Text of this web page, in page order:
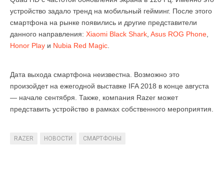
устройство задало тренд на мобильный гейминг. После этого
смартфона на рынке появились и другие представители
данного направления: Xiaomi Black Shark Asus ROG Phone
Honor Play и Nubia Red Magic
Дата выхода смартфона неизвестна. Возможно это
произойдет на ежегодной выставке IFA 2018 в конце августа
— начале сентября. Также, компания Razer может
представить устройство в рамках собственного мероприятия.
RAZER НОВОСТИ СМАРТФОНЫ